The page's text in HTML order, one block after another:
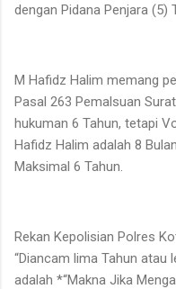
dengan Pidana Penjara (5)
M Hafidz Halim memang
Pasal 263 Pemalsuan
hukuman 6 Tahun, tetapi
Hafidz Halim adalah 8
Maksimal 6 Tahun.
Rekan Kepolisian Polres
“Diancam lima Tahun atau
adalah *“Makna Jika